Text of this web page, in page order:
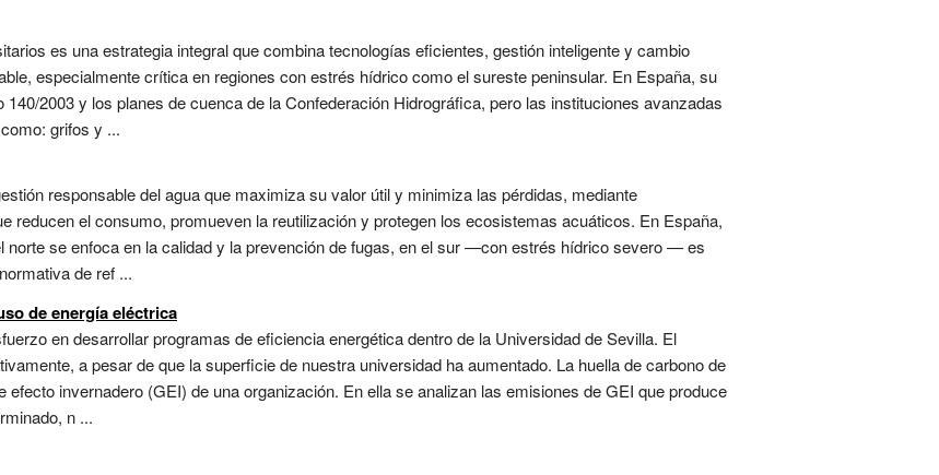
es una estrategia integral que combina tecnologías eficientes, gestión inteligente y cambio
especialmente crítica en regiones con estrés hídrico como el sureste peninsular. En España, su
2003 y los planes de cuenca de la Confederación Hidrográfica, pero las instituciones avanzadas
grifos y ...
responsable del agua que maximiza su valor útil y minimiza las pérdidas, mediante
reducen el consumo, promueven la reutilización y protegen los ecosistemas acuáticos. En España,
norte se enfoca en la calidad y la prevención de fugas, en el sur —con estrés hídrico severo — es
de ref ...
de energía eléctrica
en desarrollar programas de eficiencia energética dentro de la Universidad de Sevilla. El
a pesar de que la superficie de nuestra universidad ha aumentado. La huella de carbono de
efecto invernadero (GEI) de una organización. En ella se analizan las emisiones de GEI que produce
n ...